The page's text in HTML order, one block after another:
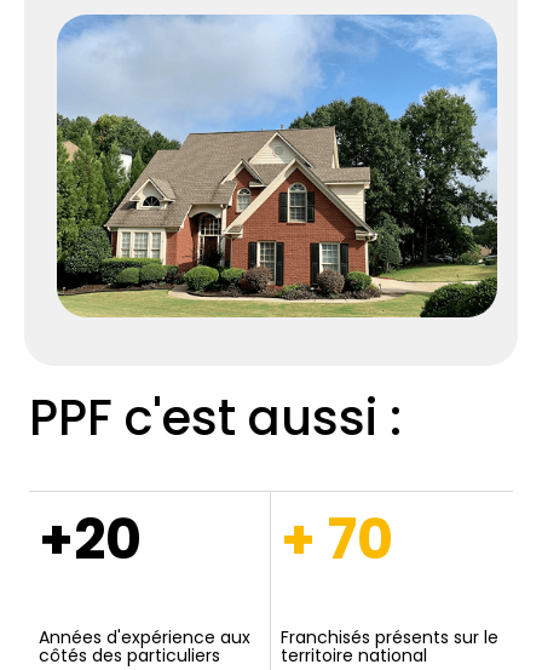
PPF c'est aussi :
+20
Années d'expérience aux
côtés des particuliers
+ 70
Franchisés présents sur le
territoire national